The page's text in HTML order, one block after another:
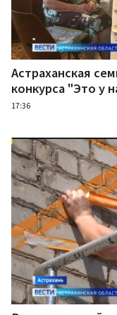
Астраханская
конкурса "Это у
17:36